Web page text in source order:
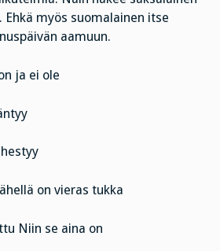
myös suomalainen itse
aamuun.
ja ei ole
on vieras tukka
Niin se aina on